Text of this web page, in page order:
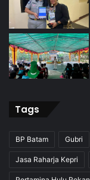
Tags
BP Batam Gubri
Jasa Raharja Kepri